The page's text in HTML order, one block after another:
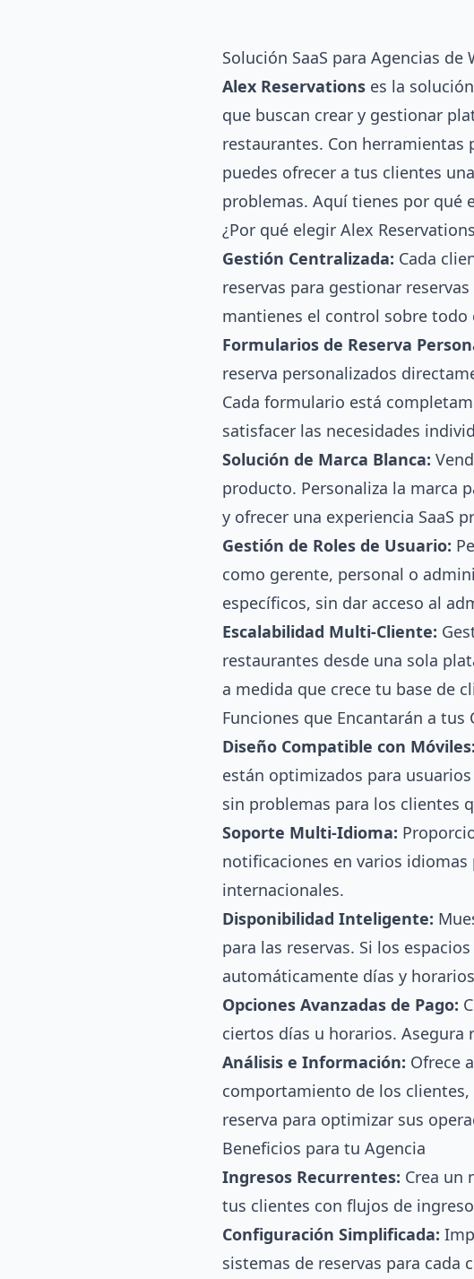
Solución SaaS para Agencias de
Alex Reservations es la
que buscan crear y gestionar
restaurantes. Con
puedes ofrecer a tus clientes
problemas. Aquí tienes por qué
¿Por qué elegir Alex
Gestión Centralizada: Cada
reservas para gestionar
mantienes el control sobre todo
Formularios de Reserva
reserva personalizados
Cada formulario está
satisfacer las necesidades
Solución de Marca Blanca:
producto. Personaliza la marca
y ofrecer una experiencia SaaS
Gestión de Roles de Usuario:
como gerente, personal o
específicos, sin dar acceso al
Escalabilidad Multi-Cliente:
restaurantes desde una sola
a medida que crece tu base de
Funciones que Encantarán a tus
Diseño Compatible con Móviles:
están optimizados para
sin problemas para los clientes
Soporte Multi-Idioma:
notificaciones en varios idiomas
internacionales.
Disponibilidad Inteligente:
para las reservas. Si los
automáticamente días y
Opciones Avanzadas de Pago:
ciertos días u horarios.
Análisis e Información: Ofrece
comportamiento de los
reserva para optimizar sus
Beneficios para tu Agencia
Ingresos Recurrentes: Crea un
tus clientes con flujos de
Configuración Simplificada:
sistemas de reservas para cada